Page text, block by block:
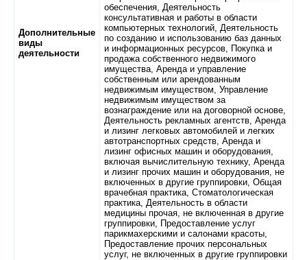
Дополнительные
виды
деятельности
обеспечения, Деятельность
консультативная и работы в области
компьютерных технологий, Деятельность
по созданию и использованию баз данных
и информационных ресурсов, Покупка и
продажа собственного недвижимого
имущества, Аренда и управление
собственным или арендованным
недвижимым имуществом, Управление
недвижимым имуществом за
вознаграждение или на договорной основе,
Деятельность рекламных агентств, Аренда
и лизинг легковых автомобилей и легких
автотранспортных средств, Аренда и
лизинг офисных машин и оборудования,
включая вычислительную технику, Аренда
и лизинг прочих машин и оборудования, не
включенных в другие группировки, Общая
врачебная практика, Стоматологическая
практика, Деятельность в области
медицины прочая, не включенная в другие
группировки, Предоставление услуг
парикмахерскими и салонами красоты,
Предоставление прочих персональных
услуг, не включенных в другие группировки